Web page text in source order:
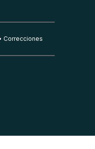
Correcciones